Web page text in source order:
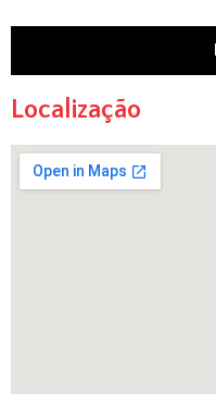
Localização